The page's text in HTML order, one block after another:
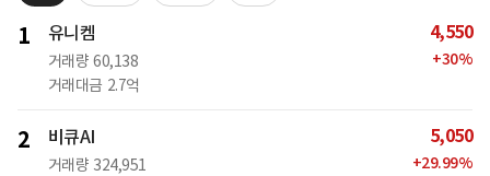
1 유니켐
거래량 60,138
거래대금 2.7억
4,550
+30%
2 비큐AI
거래량 324,951
5,050
+29.99%